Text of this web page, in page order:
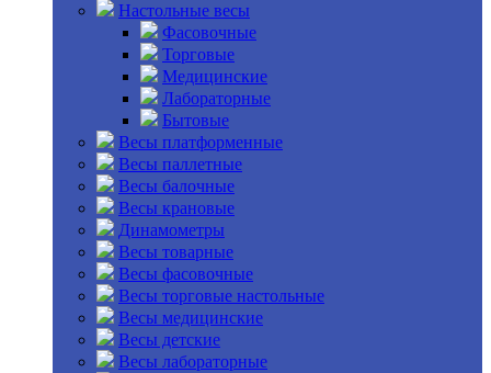
Настольные весы
Фасовочные
Торговые
Медицинские
Лабораторные
Бытовые
Весы платформенные
Весы паллетные
Весы балочные
Весы крановые
Динамометры
Весы товарные
Весы фасовочные
Весы торговые настольные
Весы медицинские
Весы детские
Весы лабораторные